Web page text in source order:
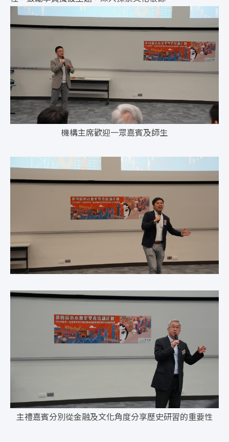
機構主席歡迎一眾嘉賓及師生
主禮嘉賓分別從金融及文化角度分享歷史研習的重要性